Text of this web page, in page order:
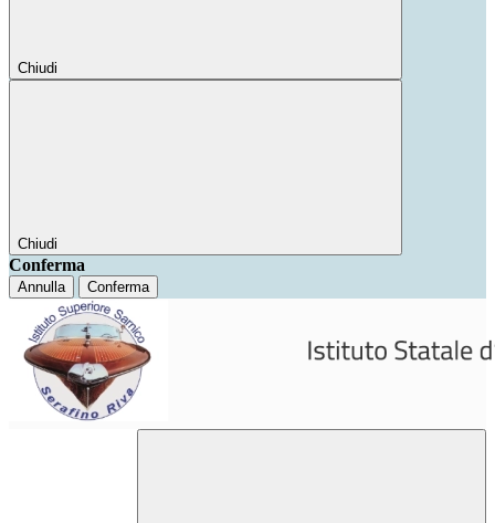
Chiudi
Chiudi
Conferma
Annulla Conferma